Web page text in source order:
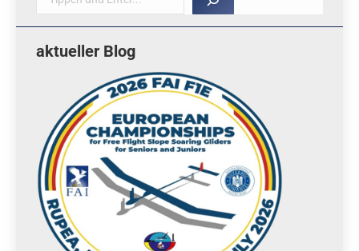
aktueller Blog